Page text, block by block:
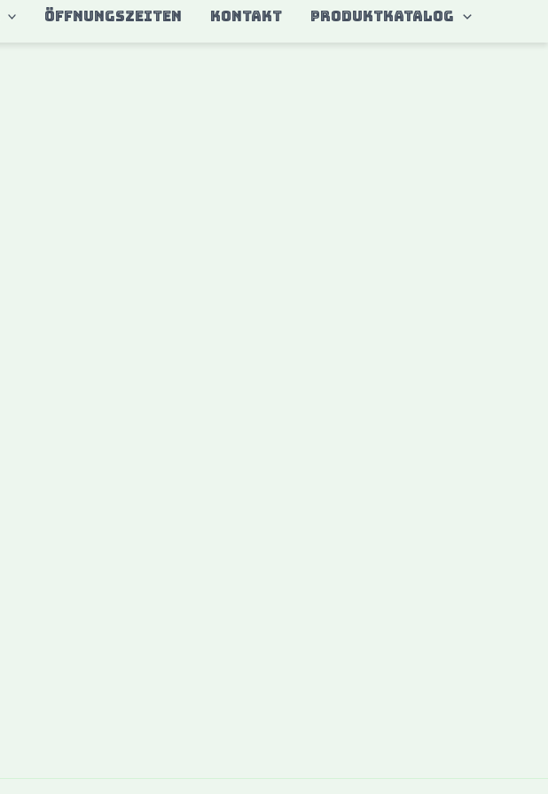
ÖFFNUNGSZEITEN KONTAKT Produktkatalog